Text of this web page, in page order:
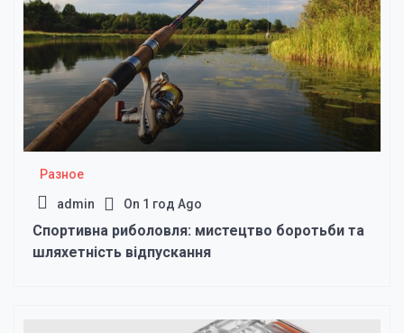
Разное
admin On 1 год Ago
Спортивна риболовля: мистецтво боротьби та
шляхетність відпускання